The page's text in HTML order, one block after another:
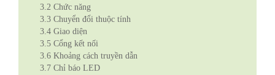
3.2 Chức năng
3.3 Chuyển đổi thuộc tính
3.4 Giao diện
3.5 Cổng kết nối
3.6 Khoảng cách truyền dẫn
3.7 Chỉ báo LED